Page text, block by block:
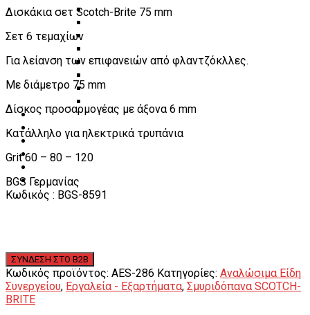
Πάγκοι – Εργαλειοφόροι – Εργαλειοθήκες
Εργαλεία φρένων
Διάφορα Είδη Φανοποιείου
Αναλώσιμα Είδη Συνεργείου
ΚΑΤΑΛΟΓΟΣ
DOWNLOADS
VIDEO & ΝΕΑ
ΕΠΙΚΟΙΝΩΝΙΑ
ΕΝ
Δισκάκια σετ Scotch-Brite 75 mm
Σετ 6 τεμαχίων
Για λείανση των επιφανειών από φλαντζόκλλες.
Με διάμετρο 75 mm
Δίσκος προσαρμογέας με άξονα 6 mm
Κατάλληλο για ηλεκτρικά τρυπάνια
Grit 60 – 80 – 120
BGS Γερμανίας
Κωδικός : BGS-8591
Κωδικός προϊόντος: AES-286 Κατηγορίες: Αναλώσιμα Είδη
Συνεργείου, Εργαλεία - Εξαρτήματα, Σμυριδόπανα SCOTCH-
BRITE